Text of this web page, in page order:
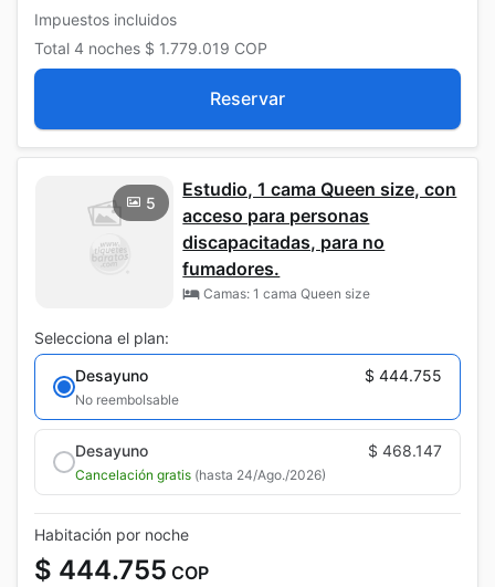
Impuestos incluidos
Total 4 noches $ 1.779.019 COP
Reservar
5
Estudio, 1 cama Queen size, con
acceso para personas
discapacitadas, para no
fumadores.
Camas: 1 cama Queen size
Selecciona el plan:
Desayuno
$ 444.755
No reembolsable
Desayuno $ 468.147
Cancelación gratis (hasta 24/Ago./2026)
Habitación por noche
$ 444.755 COP